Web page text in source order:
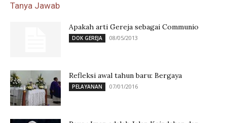
Tanya Jawab
Apakah arti Gereja sebagai Communio
DOK GEREJA 08/05/2013
Refleksi awal tahun baru: Bergaya
PELAYANAN 07/01/2016